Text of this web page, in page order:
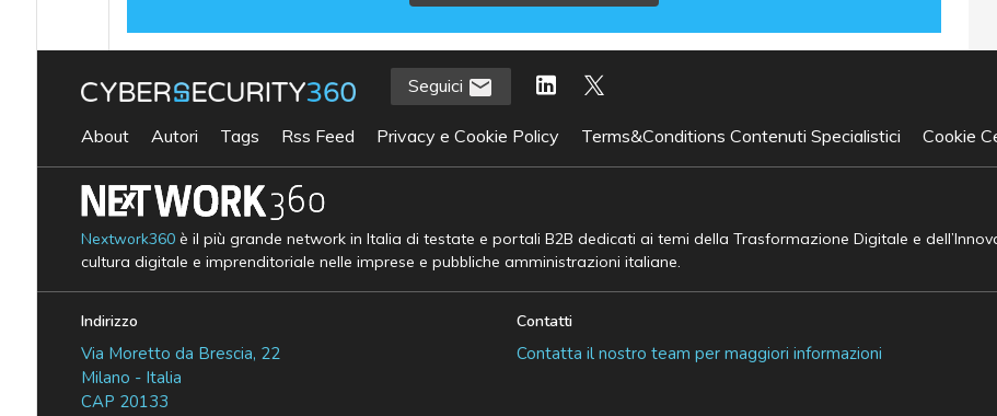
Seguici
About Autori Tags Rss Feed Privacy e Cookie Policy Terms&Conditions Contenuti Specialistici Cookie
Nextwork360è il più grande network in Italia di testate e portali B2B dedicati ai temi della Trasformazione Digitale e
cultura digitale e imprenditoriale nelle imprese e pubbliche amministrazioni italiane.
Indirizzo
Via Moretto da Brescia, 22
Milano - Italia
CAP 20133
Contatti
Contatta il nostro team per maggiori informazioni